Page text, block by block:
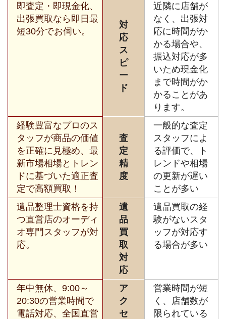
即査定・即現金化、
出張買取なら即日最
短30分でお伺い。
対
応
ス
ピ
ー
ド
近隣に店舗が
なく、出張対
応に時間がか
かる場合や、
振込対応が多
いため現金化
まで時間がか
かることがあ
ります。
経験豊富なプロのス
タッフが商品の価値
を正確に見極め、最
新市場相場とトレン
ドに基づいた適正査
定で高額買取！
査
定
精
度
一般的な査定
スタッフによ
る評価で、ト
レンドや相場
の更新が遅い
ことが多い
遺品整理士資格を持
つ直営店のオーディ
オ専門スタッフが対
応。
遺
品
買
取
対
応
遺品買取の経
験がないスタ
ッフが対応す
る場合が多い
年中無休、9:00～
20:30の営業時間で
電話対応、全国直営
ア
ク
セ
営業時間が短
く、店舗数が
限られている